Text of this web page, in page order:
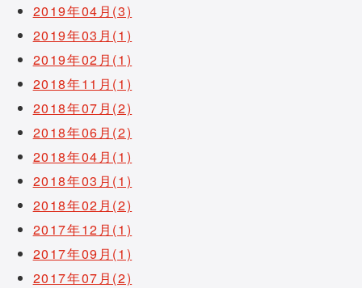
2019年04月(3)
2019年03月(1)
2019年02月(1)
2018年11月(1)
2018年07月(2)
2018年06月(2)
2018年04月(1)
2018年03月(1)
2018年02月(2)
2017年12月(1)
2017年09月(1)
2017年07月(2)